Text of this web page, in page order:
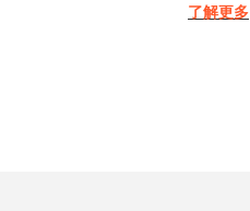
了解更多